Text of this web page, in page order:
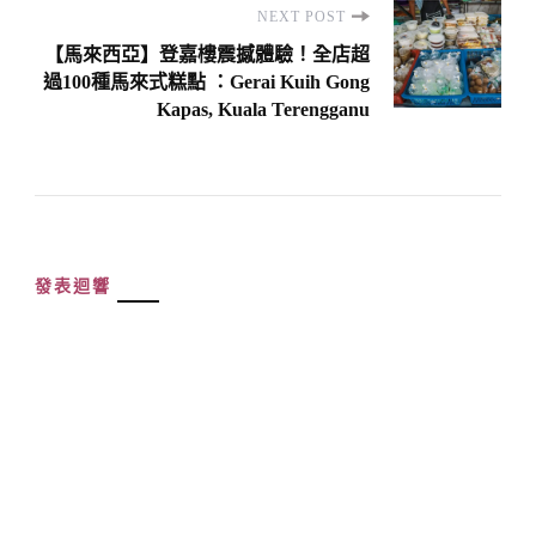
NEXT POST
【馬來西亞】登嘉樓震撼體驗！全店超
過100種馬來式糕點 ：Gerai Kuih Gong
Kapas, Kuala Terengganu
發表迴響